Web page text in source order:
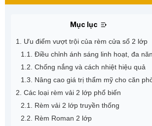
Mục lục
1. Ưu điểm vượt trội của rèm cửa sổ 2 lớp
1.1. Điều chỉnh ánh sáng linh hoạt, đa
1.2. Chống nắng và cách nhiệt hiệu quả
1.3. Nâng cao giá trị thẩm mỹ cho căn
2. Các loại rèm vải 2 lớp phổ biến
2.1. Rèm vải 2 lớp truyền thống
2.2. Rèm Roman 2 lớp